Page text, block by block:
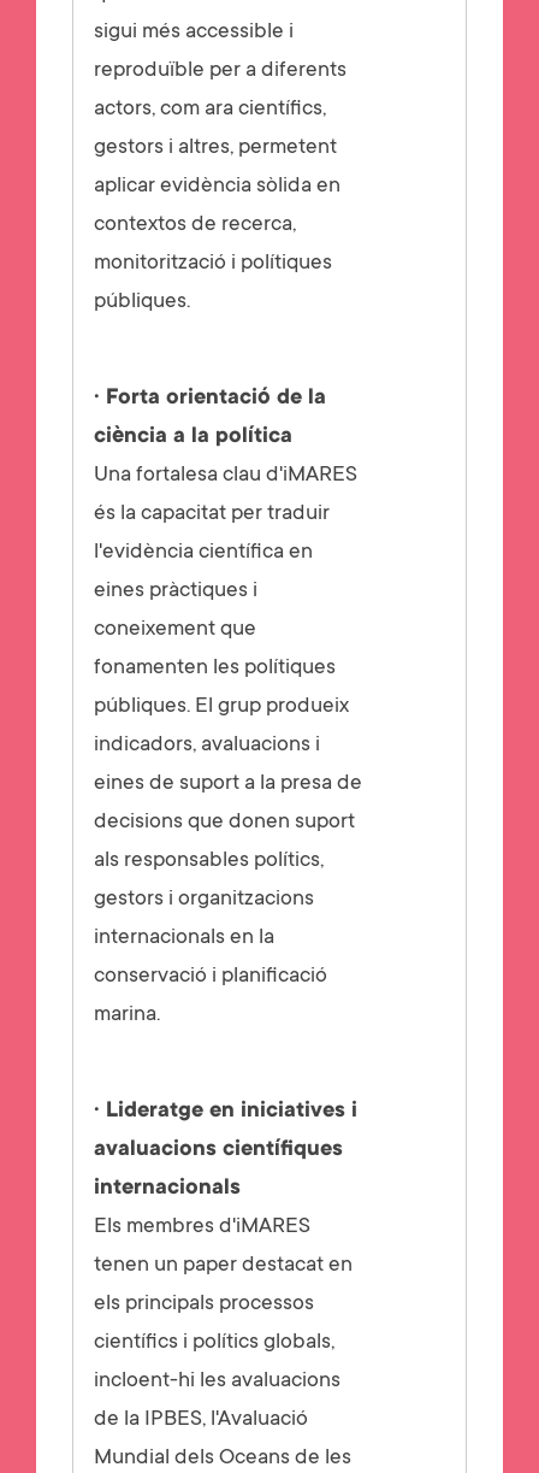
sigui més accessible i
reproduïble per a diferents
actors, com ara científics,
gestors i altres, permetent
aplicar evidència sòlida en
contextos de recerca,
monitorització i polítiques
públiques.
· Forta orientació de la
ciència a la política
Una fortalesa clau d'iMARES
és la capacitat per traduir
l'evidència científica en
eines pràctiques i
coneixement que
fonamenten les polítiques
públiques. El grup produeix
indicadors, avaluacions i
eines de suport a la presa de
decisions que donen suport
als responsables polítics,
gestors i organitzacions
internacionals en la
conservació i planificació
marina.
· Lideratge en iniciatives i
avaluacions científiques
internacionals
Els membres d'iMARES
tenen un paper destacat en
els principals processos
científics i polítics globals,
incloent-hi les avaluacions
de la IPBES, l'Avaluació
Mundial dels Oceans de les